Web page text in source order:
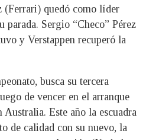
(Ferrari) quedó como líder
parada. Sergio “Checo” Pérez
y Verstappen recuperó la
busca su tercera
de vencer en el arranque
Este año la escuadra
de calidad con su nuevo, la